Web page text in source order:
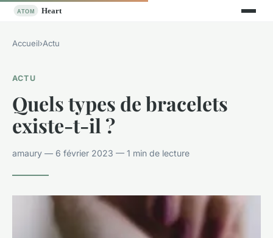
Accueil›Actu
ACTU
Quels types de bracelets
existe-t-il ?
amaury — 6 février 2023 — 1 min de lecture